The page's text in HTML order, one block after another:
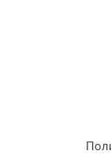
Сдэк
Доставка
Мы